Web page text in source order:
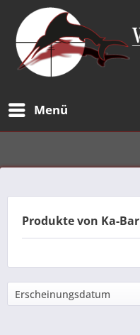
Menü
Produkte von Ka-Bar